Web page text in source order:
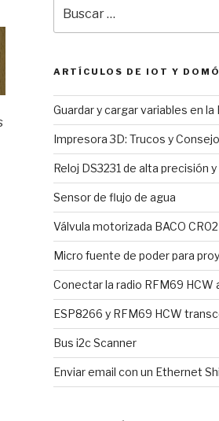
por:
ARTÍCULOS DE IOT Y
Guardar y cargar variables en la
Impresora 3D: Trucos y
Reloj DS3231 de alta precisión
Sensor de flujo de agua
Válvula motorizada BACO CR02
Micro fuente de poder para
Conectar la radio RFM69 HCW
ESP8266 y RFM69 HCW
Bus i2c Scanner
Enviar email con un Ethernet